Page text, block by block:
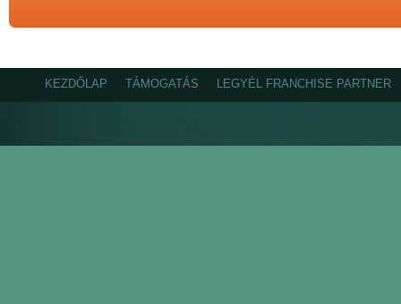
KEZDŐLAP TÁMOGATÁS LEGYÉL FRANCHISE PARTNER